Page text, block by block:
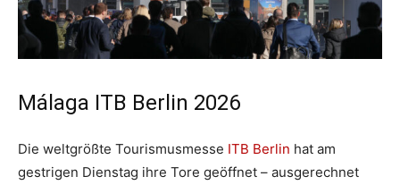
Málaga ITB Berlin 2026
Die weltgrößte Tourismusmesse ITB Berlin hat am
gestrigen Dienstag ihre Tore geöffnet – ausgerechnet